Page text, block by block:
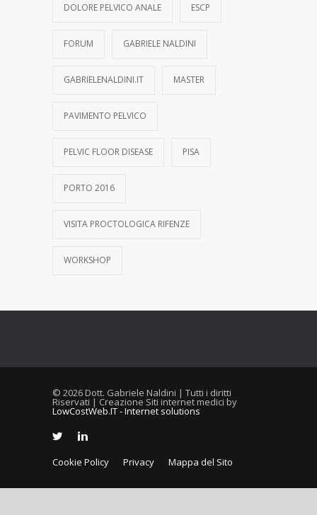
DOLORE PELVICO ANALE ESCP
FORUM GABRIELE NALDINI
GABRIELENALDINI.IT MASTER
PAVIMENTO PELVICO
PELVIC FLOOR DISEASE PISA
PORTO 2016
VISITA PROCTOLOGICA RIFENZE
WORKSHOP
© 2026 Dott. Gabriele Naldini | Tutti i diritti
Riservati | Creazione Siti internet medici by
LowCostWeb.IT - Internet solutions
Cookie Policy Privacy Mappa del Sito